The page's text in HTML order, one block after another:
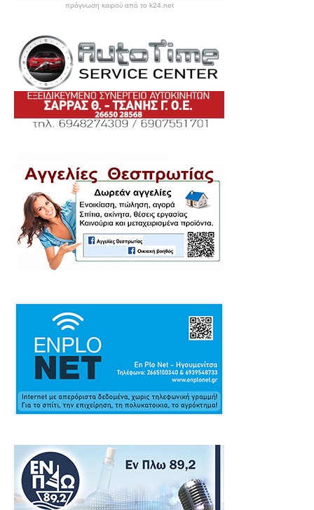
πρόγνωση καιρού από το k24.net